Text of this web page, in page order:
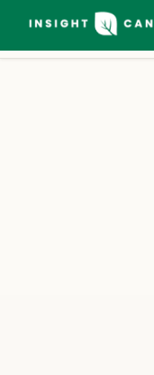
Guide pratique